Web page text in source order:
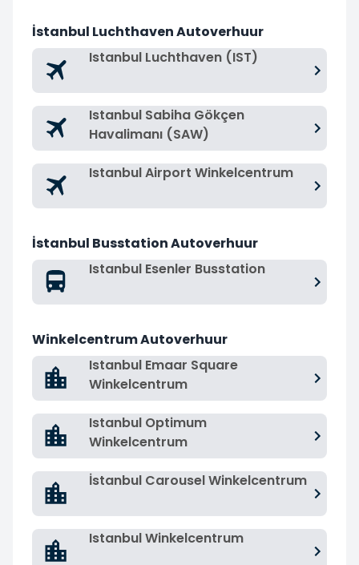
İstanbul Luchthaven Autoverhuur
Istanbul Luchthaven (IST)
Istanbul Sabiha Gökçen
Havalimanı (SAW)
Istanbul Airport Winkelcentrum
İstanbul Busstation Autoverhuur
Istanbul Esenler Busstation
Winkelcentrum Autoverhuur
Istanbul Emaar Square
Winkelcentrum
Istanbul Optimum
Winkelcentrum
İstanbul Carousel Winkelcentrum
Istanbul Winkelcentrum